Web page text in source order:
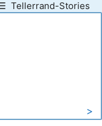
Tellerrand-Stories
>